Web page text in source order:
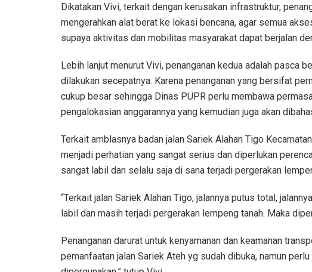
Dikatakan Vivi, terkait dengan kerusakan infrastruktur,
mengerahkan alat berat ke lokasi bencana, agar semua
supaya aktivitas dan mobilitas masyarakat dapat berjalan
Lebih lanjut menurut Vivi, penanganan kedua adalah pasca
dilakukan secepatnya. Karena penanganan yang bersifat
cukup besar sehingga Dinas PUPR perlu membawa
pengalokasian anggarannya yang kemudian juga akan
Terkait amblasnya badan jalan Sariek Alahan Tigo
menjadi perhatian yang sangat serius dan diperlukan
sangat labil dan selalu saja di sana terjadi pergerakan
“Terkait jalan Sariek Alahan Tigo, jalannya putus total,
labil dan masih terjadi pergerakan lempeng tanah. Maka
Penanganan darurat untuk kenyamanan dan keamanan
pemanfaatan jalan Sariek Ateh yg sudah dibuka, namun